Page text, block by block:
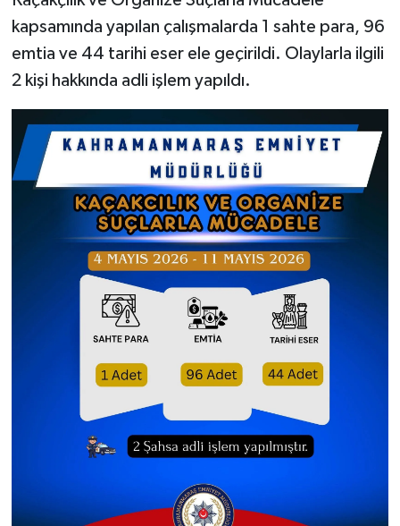
kapsamında yapılan çalışmalarda 1 sahte para, 96
emtia ve 44 tarihi eser ele geçirildi. Olaylarla ilgili
2 kişi hakkında adli işlem yapıldı.